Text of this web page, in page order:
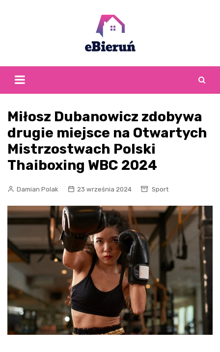
Miłosz Dubanowicz zdobywa
drugie miejsce na Otwartych
Mistrzostwach Polski
Thaiboxing WBC 2024
Damian Polak 23 września 2024 Sport